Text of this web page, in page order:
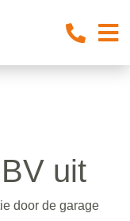
uit
door de garage